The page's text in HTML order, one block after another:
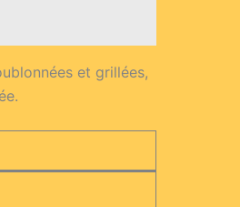
et grillées,